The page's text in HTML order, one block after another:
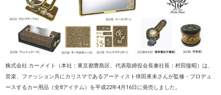
株式会社 カーメイト（本社：東京都豊島区、代表取締役会長兼社長：村田隆昭）は、
音楽、ファッション共にカリスマであるアーティスト倖田來未さんが監修・プロデュ
ースするカー用品（全8アイテム）を平成22年4月16日に発売しました。